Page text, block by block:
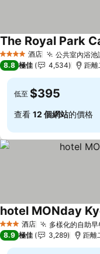
4 星級 酒店 公共室內浴池
The Royal Park
8.8 極佳 4,534 距離
低至 $395
查看 12 個網站的價格
3 星級 酒店 多樣化的自助早
hotel MONday
8.9 極佳 3,289 距離